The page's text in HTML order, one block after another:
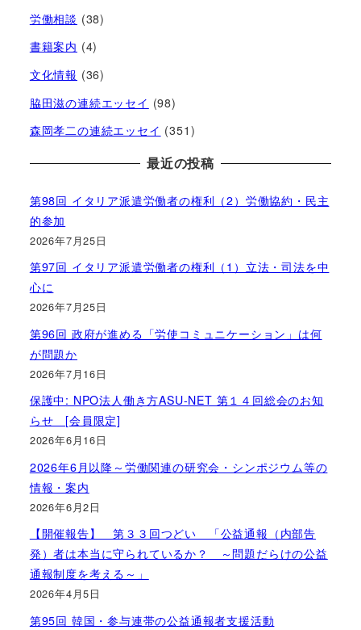
労働相談 (38)
書籍案内 (4)
文化情報 (36)
脇田滋の連続エッセイ (98)
森岡孝二の連続エッセイ (351)
最近の投稿
第98回 イタリア派遣労働者の権利（2）労働協約・民主
的参加
2026年7月25日
第97回 イタリア派遣労働者の権利（1）立法・司法を中
心に
2026年7月25日
第96回 政府が進める「労使コミュニケーション」は何
が問題か
2026年7月16日
保護中: NPO法人働き方ASU-NET 第１４回総会のお知
らせ [会員限定]
2026年6月16日
2026年6月以降～労働関連の研究会・シンポジウム等の
情報・案内
2026年6月2日
【開催報告】 第３３回つどい 「公益通報（内部告
発）者は本当に守られているか？ ～問題だらけの公益
通報制度を考える～」
2026年4月5日
第95回 韓国・参与連帯の公益通報者支援活動